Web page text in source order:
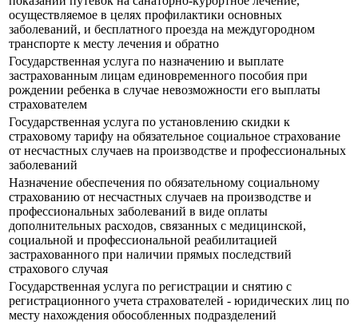
осуществляемое в целях профилактики основных
заболеваний, и бесплатного проезда на междугородном
транспорте к месту лечения и обратно
Государственная услуга по назначению и выплате
застрахованным лицам единовременного пособия при
рождении ребенка в случае невозможности его выплаты
страхователем
Государственная услуга по установлению скидки к
страховому тарифу на обязательное социальное страхование
от несчастных случаев на производстве и профессиональных
заболеваний
Назначение обеспечения по обязательному социальному
страхованию от несчастных случаев на производстве и
профессиональных заболеваний в виде оплаты
дополнительных расходов, связанных с медицинской,
социальной и профессиональной реабилитацией
застрахованного при наличии прямых последствий
страхового случая
Государственная услуга по регистрации и снятию с
регистрационного учета страхователей - юридических лиц по
месту нахождения обособленных подразделений